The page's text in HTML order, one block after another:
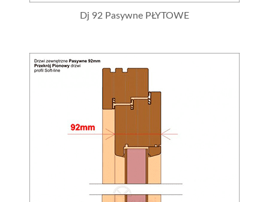
Dj 92 Pasywne PŁYTOWE